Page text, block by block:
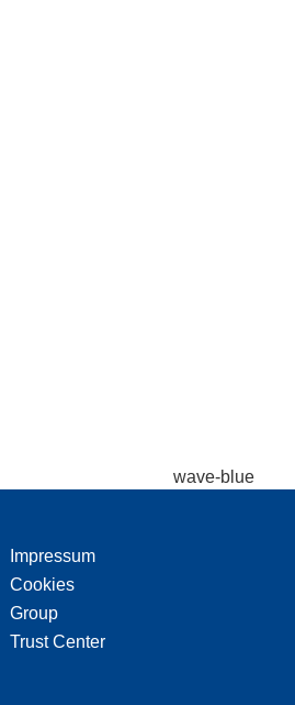
Impressum
Cookies
Group
Trust Center